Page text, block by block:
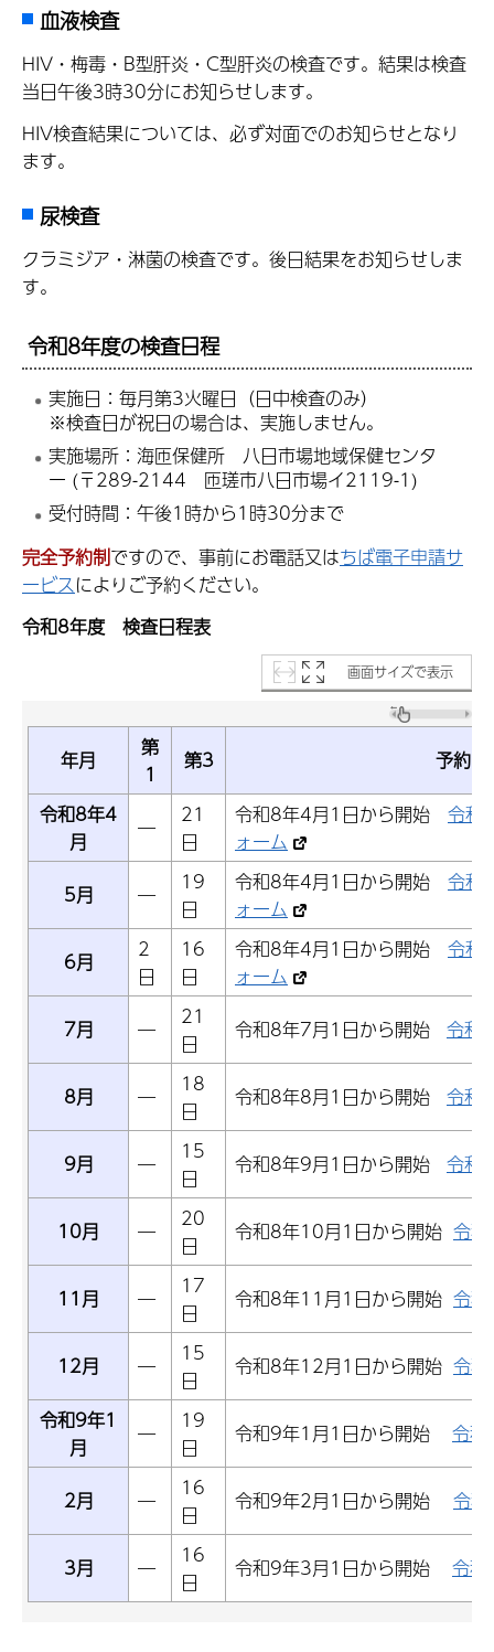
血液検査
HIV・梅毒・B型肝炎・C型肝炎の検査です。結果は検査
当日午後3時30分にお知らせします。
HIV検査結果については、必ず対面でのお知らせとなり
ます。
尿検査
クラミジア・淋菌の検査です。後日結果をお知らせしま
す。
令和8年度の検査日程
実施日：毎月第3火曜日（日中検査のみ）
※検査日が祝日の場合は、実施しません。
実施場所：海匝保健所 八日市場地域保健センタ
ー (〒289-2144 匝瑳市八日市場イ2119-1)
受付時間：午後1時から1時30分まで
完全予約制ですので、事前にお電話又はちば電子申請サ
ービスによりご予約ください。
令和8年度 検査日程表
画面サイズで表示
年月
第
1
第3
予約開
令和8年4
月
―
21
日
令和8年4月1日から開始 令和
ォーム
5月
―
19
日
令和8年4月1日から開始 令和
ォーム
6月
2
日
16
日
令和8年4月1日から開始 令和
ォーム
7月
―
21
日
令和8年7月1日から開始 令和
8月 ―
18
日
令和8年8月1日から開始 令和
9月 ―
15
日
令和8年9月1日から開始 令和
10月 ―
20
日
令和8年10月1日から開始 令
11月 ―
17
日
令和8年11月1日から開始 令
12月 ―
15
日
令和8年12月1日から開始 令
令和9年1
月
―
19
日
令和9年1月1日から開始 令和
2月 ―
16
日
令和9年2月1日から開始 令
3月 ―
16
日
令和9年3月1日から開始 令和